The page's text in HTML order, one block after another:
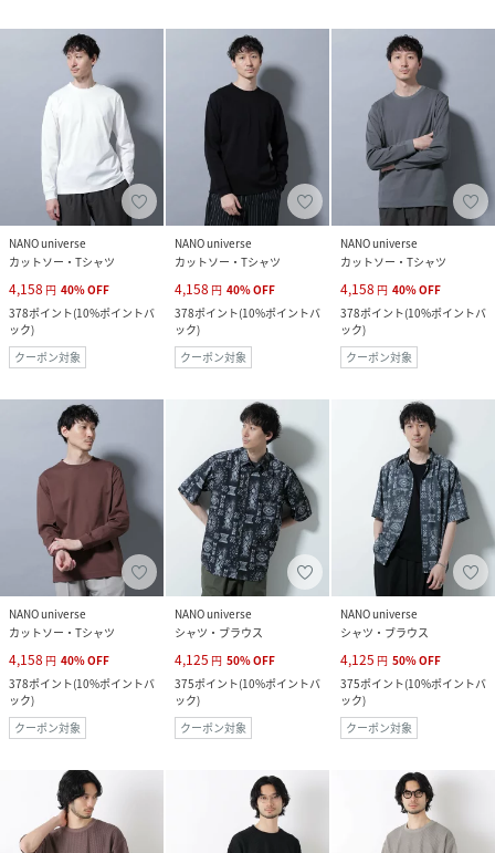
NANO universe
カットソー・Tシャツ
4,158 円 40%OFF
378ポイント(10%ポイントバ
ック)
クーポン対象
NANO universe
カットソー・Tシャツ
4,158 円 40%OFF
378ポイント(10%ポイントバ
ック)
クーポン対象
NANO universe
カットソー・Tシャツ
4,158 円 40%OFF
378ポイント(10%ポイントバ
ック)
クーポン対象
NANO universe
カットソー・Tシャツ
4,158 円 40%OFF
378ポイント(10%ポイントバ
ック)
クーポン対象
NANO universe
シャツ・ブラウス
4,125 円 50%OFF
375ポイント(10%ポイントバ
ック)
クーポン対象
NANO universe
シャツ・ブラウス
4,125 円 50%OFF
375ポイント(10%ポイントバ
ック)
クーポン対象